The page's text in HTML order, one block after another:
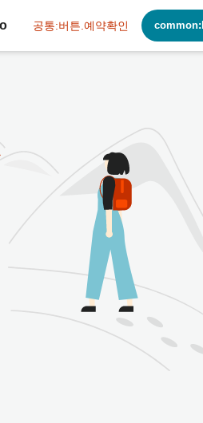
공통:버튼.예약확인